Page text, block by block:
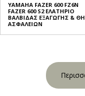
YAMAHA FAZER 600 FZ6N
FAZER 600 S2 ΕΛΑΤΗΡΙΟ
ΒΑΛΒΙΔΑΣ ΕΞΑΓΩΓΗΣ &
ΑΣΦΑΛΕΙΩΝ